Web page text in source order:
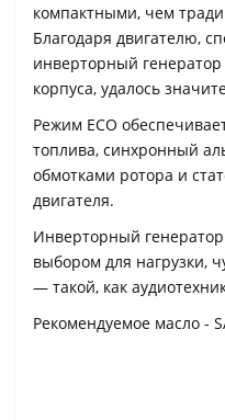
компактными, чем
Благодаря двигателю,
инверторный
корпуса, удалось
Режим ECO
топлива, синхронный
обмотками ротора и
двигателя.
Инверторный
выбором для нагрузки,
— такой, как
Рекомендуемое масло -